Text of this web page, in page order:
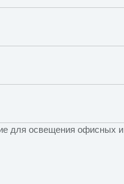
для освещения офисных и